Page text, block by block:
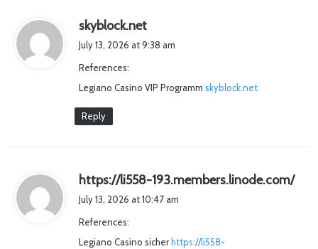
skyblock.net
:
July 13, 2026 at 9:38 am
References:
Legiano Casino VIP Programm skyblock.net
Reply
https://li558-193.members.linode.com/s
July 13, 2026 at 10:47 am
References:
Legiano Casino sicher https://li558-